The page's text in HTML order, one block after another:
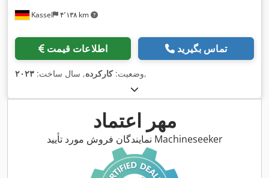
Kassel ۴٬۱۳۸ km
اطلاعات قیمت تماس بگیرید
وضعیت:کارکرده, سال ساخت: ۲۰۲۳ ,
مهر اعتماد
نمایندگان فروش مورد تأیید Machineseeker